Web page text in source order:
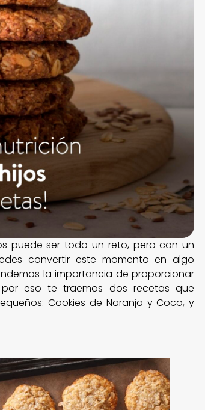
puede ser todo un reto, pero con un
convertir este momento en algo
la importancia de proporcionar
eso te traemos dos recetas que
Cookies de Naranja y Coco, y